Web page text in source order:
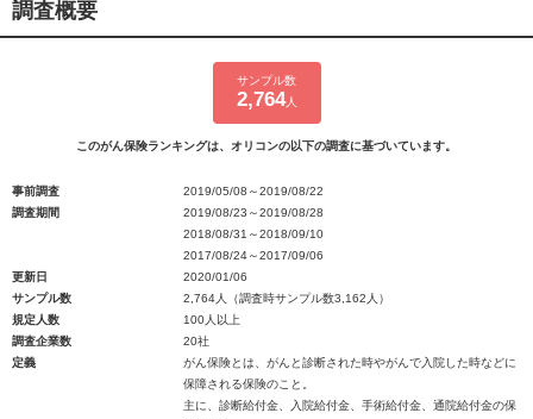
調査概要
サンプル数
2,764人
このがん保険ランキングは、オリコンの以下の調査に基づいています。
事前調査
2019/05/08～2019/08/22
調査期間
2019/08/23～2019/08/28
2018/08/31～2018/09/10
2017/08/24～2017/09/06
更新日
2020/01/06
サンプル数
2,764人（調査時サンプル数3,162人）
規定人数
100人以上
調査企業数
20社
定義
がん保険とは、がんと診断された時やがんで入院した時などに
保障される保険のこと。
主に、診断給付金、入院給付金、手術給付金、通院給付金の保